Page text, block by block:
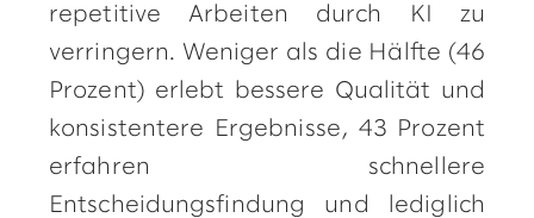
repetitive Arbeiten durch KI zu
verringern. Weniger als die Hälfte (46
Prozent) erlebt bessere Qualität und
konsistentere Ergebnisse, 43 Prozent
erfahren schnellere
Entscheidungsfindung und lediglich